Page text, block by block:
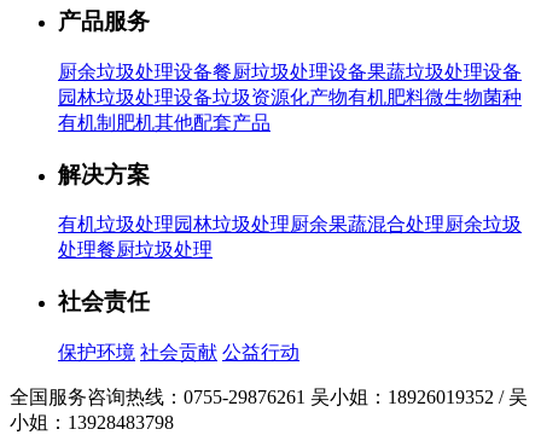
产品服务
厨余垃圾处理设备餐厨垃圾处理设备果蔬垃圾处理设备
园林垃圾处理设备垃圾资源化产物有机肥料微生物菌种
有机制肥机其他配套产品
解决方案
有机垃圾处理园林垃圾处理厨余果蔬混合处理厨余垃圾
处理餐厨垃圾处理
社会责任
保护环境 社会贡献 公益行动
全国服务咨询热线： 0755-29876261 吴小姐：18926019352 / 吴
小姐：13928483798